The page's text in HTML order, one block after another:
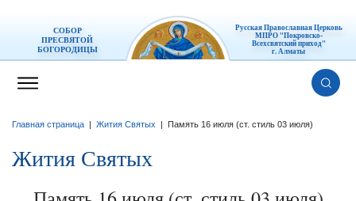
СОБОР
ПРЕСВЯТОЙ
БОГОРОДИЦЫ
Русская Православная Церковь
МПРО "Покровско-
Всехсвятский приход"
г. Алматы
Главная страница Жития Святых Память 16 июля (ст. стиль 03 июля)
Жития Святых